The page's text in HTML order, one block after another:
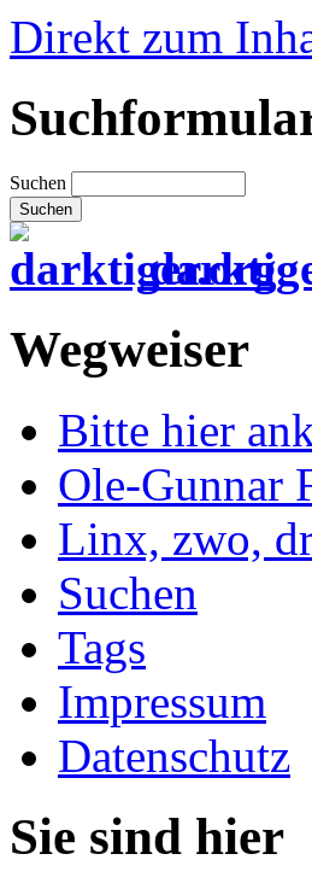
Direkt zum
Suchen
Wegweiser
Bitte hier
Ole-Gunnar
Linx, zwo,
Suchen
Tags
Impressum
Datenschutz
Sie sind hier